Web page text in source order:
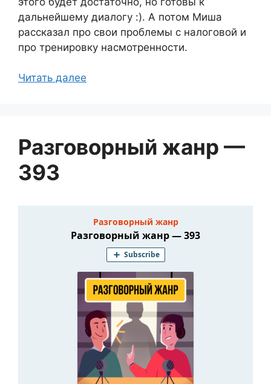
дальнейшему диалогу :). А потом Миша
рассказал про свои проблемы с налоговой и
про тренировку насмотренности.
Читать далее
Разговорный жанр —
393